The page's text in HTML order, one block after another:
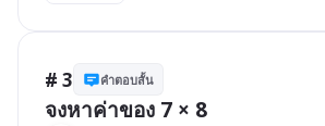
# 3 คำตอบสั้น
จงหาค่าของ 7 × 8